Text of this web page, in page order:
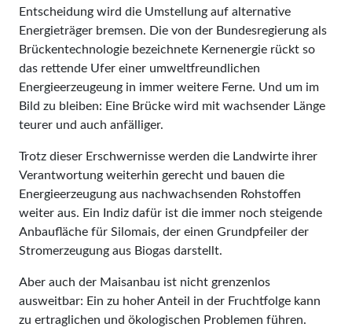
Entscheidung wird die Umstellung auf alternative
Energieträger bremsen. Die von der Bundesregierung als
Brü­ckentechnologie bezeichnete Kern­energie rückt so
das rettende Ufer einer umweltfreundlichen
Energieerzeugeung in immer weitere Ferne. Und um im
Bild zu bleiben: Eine Brücke wird mit wachsender Länge
teurer und auch anfälliger.
Trotz dieser Erschwernisse werden die Landwirte ihrer
Verantwortung weiterhin gerecht und bauen die
Energieerzeugung aus nachwachsenden Rohstoffen
weiter aus. Ein Indiz dafür ist die immer noch steigende
Anbaufläche für Silomais, der einen Grund­pfeiler der
Stromerzeugung aus Biogas darstellt.
Aber auch der Maisanbau ist nicht grenzenlos
ausweitbar: Ein zu hoher Anteil in der Fruchtfolge kann
zu ertraglichen und ökologischen Problemen führen.